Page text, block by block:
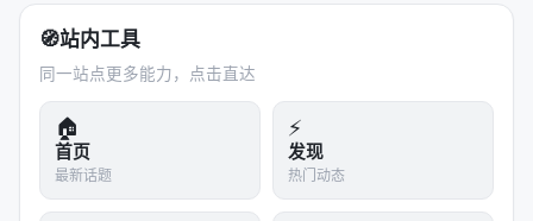
🧭站内工具
同一站点更多能力，点击直达
🏠
首页
最新话题
⚡
发现
热门动态